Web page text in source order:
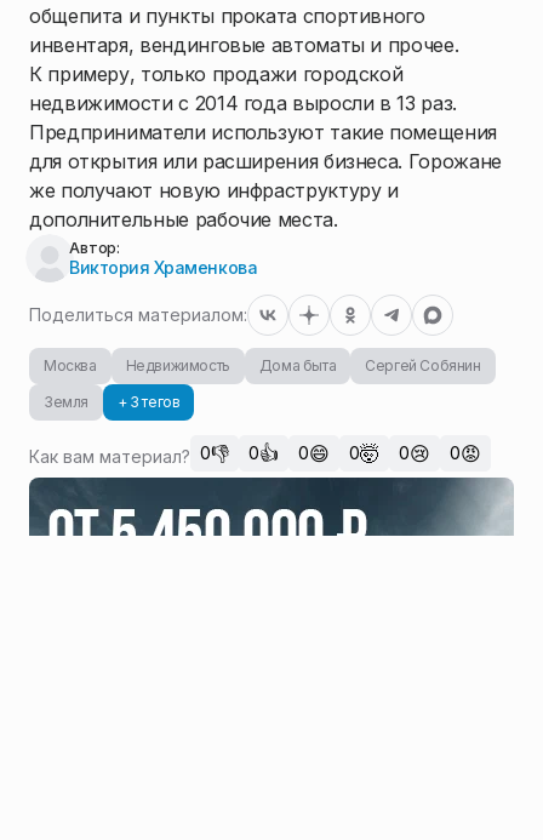
общепита и пункты проката спортивного
инвентаря, вендинговые автоматы и прочее.
К примеру, только продажи городской
недвижимости с 2014 года выросли в 13 раз.
Предприниматели используют такие помещения
для открытия или расширения бизнеса. Горожане
же получают новую инфраструктуру и
дополнительные рабочие места.
Автор:
Виктория Храменкова
Поделиться материалом:
Москва Недвижимость Дома быта
Сергей Собянин
Земля
+ 3 тегов
Как вам материал? 0👎 0👍 0😄 0🤯 0😢 0😡